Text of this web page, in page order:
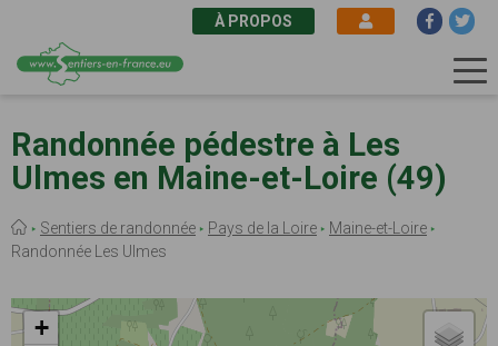
au
contenu
principal
À PROPOS
Randonnée pédestre à Les
Ulmes en Maine-et-Loire (49)
Fil
d'Ariane
Sentiers de randonnée Pays de la Loire
Maine-et-Loire
Randonnée Les Ulmes
+